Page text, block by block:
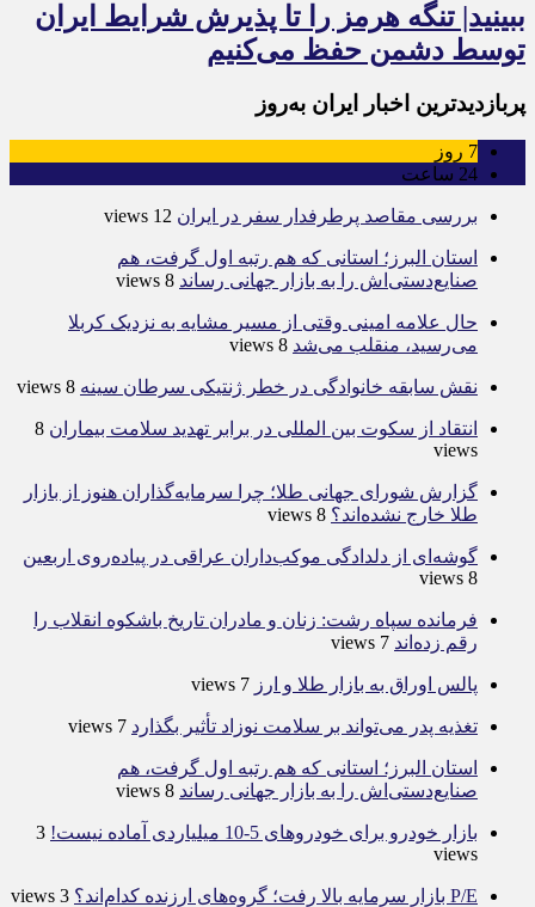
ببینید| تنگه هرمز را تا پذیرش شرایط ایران
توسط دشمن حفظ می‌کنیم
پربازدیدترین اخبار ایران به‌روز
7 روز
24 ساعت
بررسی مقاصد پرطرفدار سفر در ایران 12 views
استان البرز؛ استانی که هم رتبه اول گرفت، هم
صنایع‌دستی‌اش را به بازار جهانی رساند 8 views
حال علامه امینی وقتی از مسیر مشایه به نزدیک کربلا
می‌رسید، منقلب می‌شد 8 views
نقش سابقه خانوادگی در خطر ژنتیکی سرطان سینه 8 views
انتقاد از سکوت بین المللی در برابر تهدید سلامت بیماران 8
views
گزارش شورای جهانی طلا؛ چرا سرمایه‌گذاران هنوز از بازار
طلا خارج نشده‌اند؟ 8 views
گوشه‌ای از دلدادگی موکب‌داران عراقی در پیاده‌روی اربعین
8 views
فرمانده سپاه رشت: زنان و مادران تاریخ باشکوه انقلاب را
رقم زده‌اند 7 views
پالس اوراق به بازار طلا و ارز 7 views
تغذیه پدر می‌تواند بر سلامت نوزاد تأثیر بگذارد 7 views
استان البرز؛ استانی که هم رتبه اول گرفت، هم
صنایع‌دستی‌اش را به بازار جهانی رساند 8 views
بازار خودرو برای خودروهای 5-10 میلیاردی آماده نیست!
3
views
P/E بازار سرمایه بالا رفت؛ گروه‌های ارزنده کدام‌اند؟ 3 views